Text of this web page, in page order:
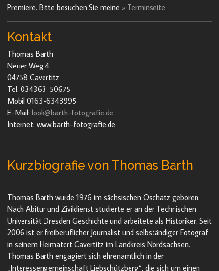
Premiere. Bitte besuchen Sie meine » Terminseite
Kontakt
Thomas Barth
Neuer Weg 4
04758 Cavertitz
Tel. 034363-50675
Mobil 0163-6343995
E-Mail: look@barth-fotografie.de
Internet: www.barth-fotografie.de
Kurzbiografie von Thomas Barth
Thomas Barth wurde 1976 im sächsischen Oschatz geboren.
Nach Abitur und Zivildienst studierte er an der Technischen
Universität Dresden Geschichte und arbeitete als Historiker. Seit
2006 ist er freiberuflicher Journalist und selbständiger Fotograf
in seinem Heimatort Cavertitz im Landkreis Nordsachsen.
Thomas Barth engagiert sich ehrenamtlich in der
„Interessengemeinschaft Liebschützberg“, die sich um einen